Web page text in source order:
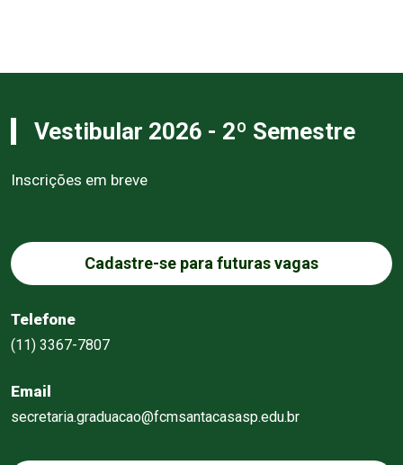
Vestibular 2026 - 2º Semestre
Inscrições em breve
Cadastre-se para futuras vagas
Telefone
(11) 3367-7807
Email
secretaria.graduacao@fcmsantacasasp.edu.br